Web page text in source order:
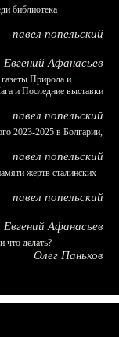
библиотека
павел попельский
Евгений Афанасьев
Природа и
и Последние выставки
павел попельский
2023-2025 в Болгарии,
павел попельский
жертв сталинских
павел попельский
Евгений Афанасьев
что делать?
Олег Паньков